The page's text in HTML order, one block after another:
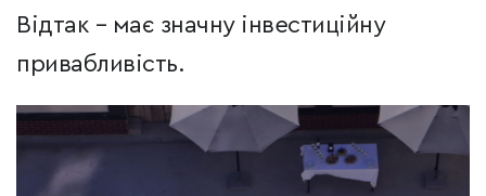
Відтак – має значну інвестиційну
привабливість.